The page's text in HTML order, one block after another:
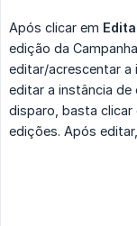
Após clicar em
edição da
editar/acrescentar a
editar a instância de
disparo, basta clicar
edições. Após